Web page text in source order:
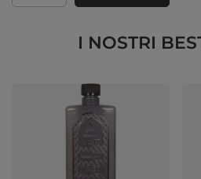
I NOSTRI